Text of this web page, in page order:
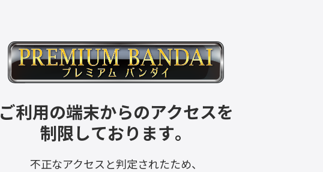
ご利用の端末からのアクセスを
制限しております。
不正なアクセスと判定されたため、